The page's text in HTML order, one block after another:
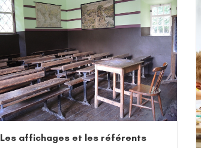
Les affichages et les référents